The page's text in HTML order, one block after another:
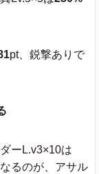
pt、鋭撃ありで
ーL.v3×10は
るのが、アサル